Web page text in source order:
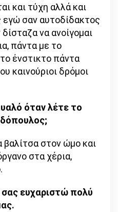
και τύχη αλλά και
σαν αυτοδίδακτος
να ανοίγομαι
πάντα με το
ένστικτο πάντα
καινούριοι δρόμοι
όταν λέτε το
στον ώμο και
στα χέρια,
ευχαριστώ πολύ